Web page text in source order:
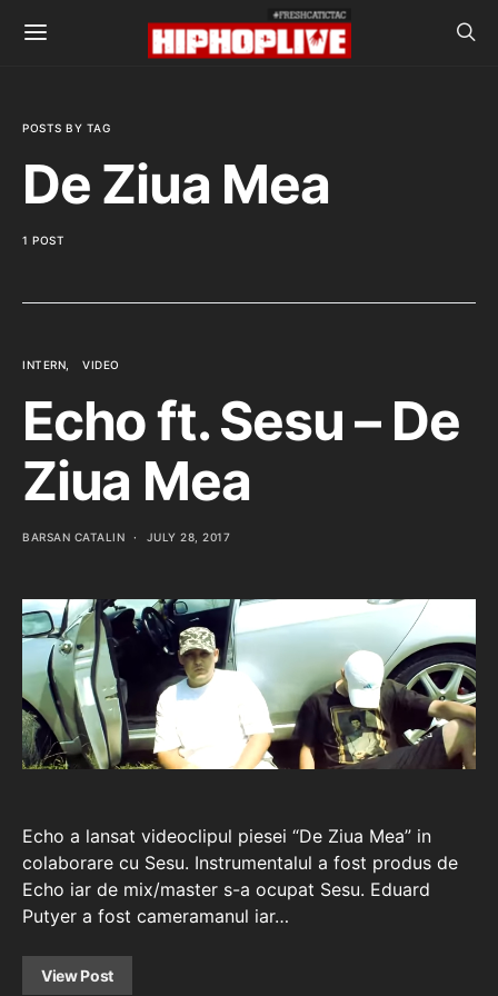
POSTS BY TAG
De Ziua Mea
1 POST
INTERN VIDEO
Echo ft. Sesu – De
Ziua Mea
BARSAN CATALIN JULY 28, 2017
Echo a lansat videoclipul piesei “De Ziua Mea” in
colaborare cu Sesu. Instrumentalul a fost produs de
Echo iar de mix/master s-a ocupat Sesu. Eduard
Putyer a fost cameramanul iar…
View Post